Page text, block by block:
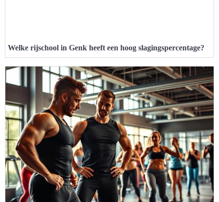
Welke rijschool in Genk heeft een hoog slagingspercentage?